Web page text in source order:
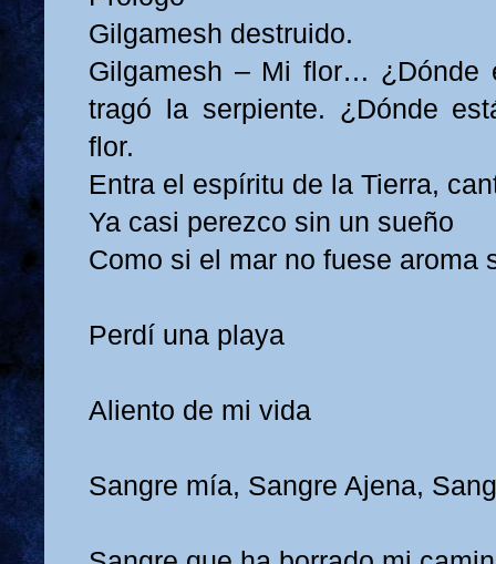
Gilgamesh destruido.
Gilgamesh – Mi flor… ¿Dónde
tragó la serpiente. ¿Dónde
flor.
Entra el espíritu de la Tierra,
Ya casi perezco sin un sueño
Como si el mar no fuese aroma
Perdí una playa
Aliento de mi vida
Sangre mía, Sangre Ajena,